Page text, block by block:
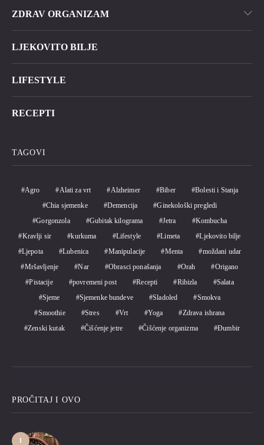
ZDRAV ORGANIZAM
LJEKOVITO BILJE
LIFESTYLE
RECEPTI
TAGOVI
Agro Alati za vrt Alzheimer Biber
Bolesti i Stanja
Chia sjemenke
Demencija
Ginekološki pregledi
Gorgonzola
Gubitak kilograma Jetra
Kombucha
Kravlji sir
kurkuma Lifestyle Limeta
Ljekovito bilje
Ljepota
Lubenica Manipulacije Menta
moždani udar
Mršavljenje
Nar Obrasci ponašanja Orah
Origano
Pistacije
povremeni post Recepti Ribizla
Salata
Sjeme
Sjemenke bundeve Sladoled
Smokva
Smoothie
Stres Vrt Yoga
Zdrava ishrana
Zenski kutak
Čišćenje jetre Čišćenje organizma Đumbir
PROČITAJ I OVO
1